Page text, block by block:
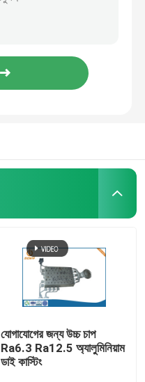
যোগাযোগের জন্য উচ্চ চাপ
Ra6.3 Ra12.5 অ্যালুমিনিয়াম
ডাই কাস্টিং